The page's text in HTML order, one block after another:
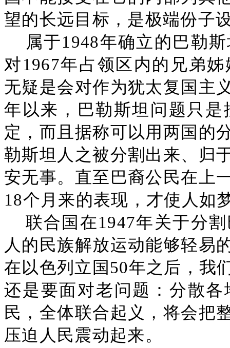
望的长远目标，是极端份子
属于1948年确立的巴勒
对1967年占领区内的兄弟
无疑是会对作为犹太复国主
年以来，巴勒斯坦问题只
定，而且据称可以用两国的
勒斯坦人之被分割出来、归
安无事。直至巴裔公民在上
18个月来的表现，才使人如
联合国在1947年关于分
人的民族解放运动能够轻易
在以色列立国50年之后，我
还是要面对老问题：分散
民，全体联合起义，将会把
压迫人民震动起来。